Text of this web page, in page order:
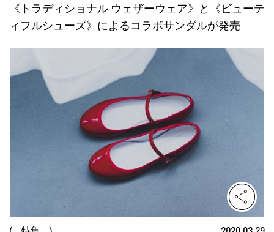
《トラディショナル ウェザーウェア》と《ビューテ
ィフルシューズ》によるコラボサンダルが発売